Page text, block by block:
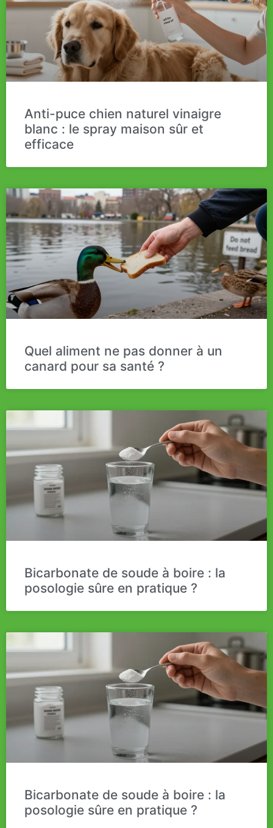
Anti-puce chien naturel vinaigre
blanc : le spray maison sûr et
efficace
Quel aliment ne pas donner à un
canard pour sa santé ?
Bicarbonate de soude à boire : la
posologie sûre en pratique ?
Bicarbonate de soude à boire : la
posologie sûre en pratique ?